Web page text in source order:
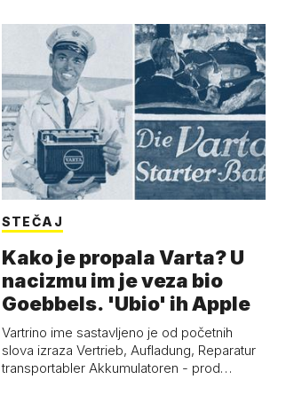
STEČAJ
Kako je propala Varta? U
nacizmu im je veza bio
Goebbels. 'Ubio' ih Apple
Vartrino ime sastavljeno je od početnih
slova izraza Vertrieb, Aufladung, Reparatur
transportabler Akkumulatoren - prod…